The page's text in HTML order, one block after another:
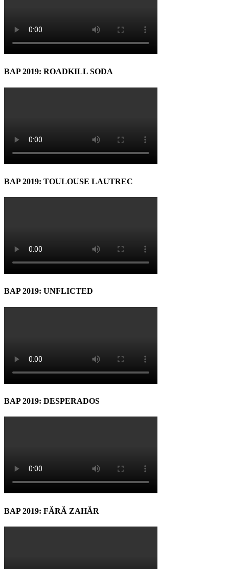
BAP 2019: ROADKILL SODA
BAP 2019: TOULOUSE LAUTREC
BAP 2019: UNFLICTED
BAP 2019: DESPERADOS
BAP 2019: FĂRĂ ZAHĂR